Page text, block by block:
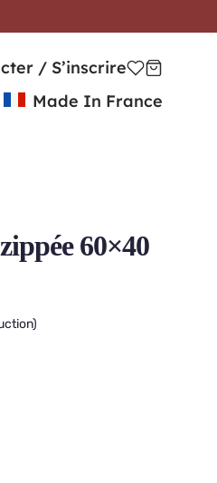
60×40
/ S’inscrire
Made In France